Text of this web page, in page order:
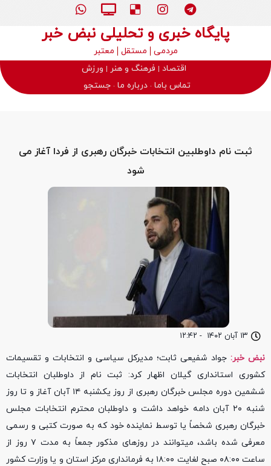
پایگاه خبری و تحلیلی نبض خبر
مردمی مستقل
معتبر
اقتصاد
فرهنگ و هنر
ورزش
تماس باما درباره ما جستجو
۱۳ آبان ۱۴۰۲ - ۱۲:۴۲
ثبت نام داوطلبین انتخابات خبرگان رهبری از فردا آغاز می
شود
نبض خبر: جواد شفیعی ثابت؛ مدیرکل سیاسی و انتخابات و تقسیمات
کشوری استانداری گیلان اظهار کرد: ثبت نام از داوطلبان انتخابات
ششمین دوره مجلس خبرگان رهبری از روز یکشنبه ۱۴ آبان آغاز و تا روز
شنبه ۲۰ آبان دامه خواهد داشت و داوطلبان محترم انتخابات مجلس
خبرگان رهبری شخصاً یا توسط نماینده خود که به صورت کتبی و رسمی
معرفی شده باشد، میتوانند در روزهای مذکور جمعاً به مدت ۷ روز از
ساعت ۰۸:۰۰ صبح لغایت ۱۸:۰۰ به فرمانداری مرکز استان و یا وزارت کشور